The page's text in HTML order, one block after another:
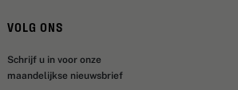
VOLG ONS
Schrijf u in voor onze
maandelijkse nieuwsbrief